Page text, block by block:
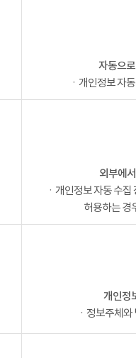
자동으
ㆍ개인정보 자
외부에
ㆍ개인정보 자동 수
허용하는 경
개인정
ㆍ정보주체